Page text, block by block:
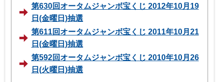
第630回オータムジャンボ宝くじ 2012年10月19
日(金曜日)抽選
第611回オータムジャンボ宝くじ 2011年10月21
日(金曜日)抽選
第592回オータムジャンボ宝くじ 2010年10月26
日(火曜日)抽選